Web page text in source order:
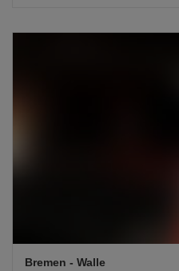
Bremen - Walle